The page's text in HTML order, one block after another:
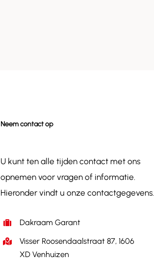
Neem contact op
U kunt ten alle tijden contact met ons
opnemen voor vragen of informatie.
Hieronder vindt u onze contactgegevens.
Dakraam Garant
Visser Roosendaalstraat 87, 1606
XD Venhuizen